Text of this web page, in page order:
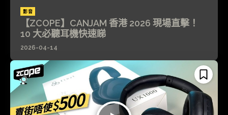
影音
【ZCOPE】CANJAM 香港 2026 現場直擊！
10 大必聽耳機快速睇
2026-04-14